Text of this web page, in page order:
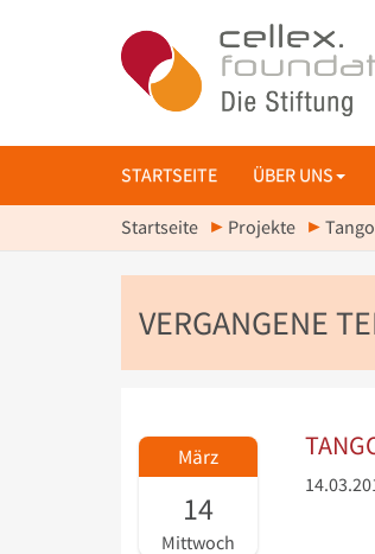
STARTSEITE ÜBER UNS
Startseite Projekte
VERGANGENE
März
14
Mittwoch